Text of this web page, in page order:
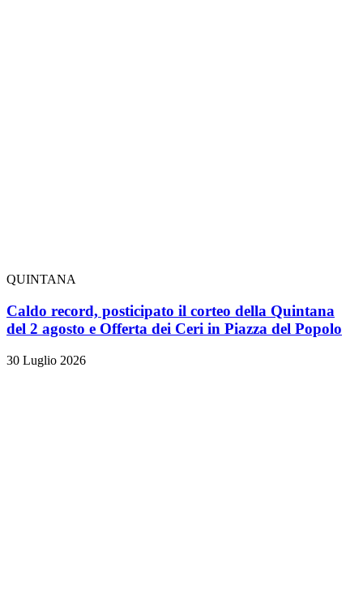
QUINTANA
Caldo record, posticipato il corteo della Quintana
del 2 agosto e Offerta dei Ceri in Piazza del Popolo
30 Luglio 2026